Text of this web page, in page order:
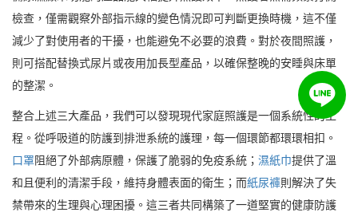
檢查，僅需觀察外部指示線的變色情況即可判斷更換時機，這不僅
減少了對使用者的干擾，也能避免不必要的浪費。對於夜間照護，
則可搭配替換式尿片或夜用加長型產品，以確保整晚的安睡與床單
的整潔。
整合上述三大產品，我們可以發現現代家庭照護是一個系統性的工
程。從呼吸道的防護到排泄系統的護理，每一個環節都環環相扣。
口罩阻絕了外部病原體，保護了脆弱的免疫系統； 濕紙巾提供了溫
和且便利的清潔手段，維持身體表面的衛生；而紙尿褲則解決了失
禁帶來的生理與心理困擾。這三者共同構築了一道堅實的健康防護